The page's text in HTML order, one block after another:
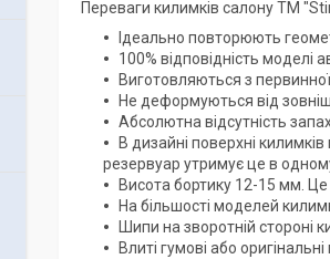
Переваги килимків салону ТМ
Ідеально повторюють
100% відповідність моделі
Виготовляються з
Не деформуються від
Абсолютна відсутність
В дизайні поверхні
резервуар утримує це в
Висота бортику 12-15 мм.
На більшості моделей
Шипи на зворотній стороні
Влиті гумові або